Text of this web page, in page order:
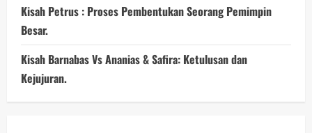
Kisah Petrus : Proses Pembentukan Seorang Pemimpin
Besar.
Kisah Barnabas Vs Ananias & Safira: Ketulusan dan
Kejujuran.